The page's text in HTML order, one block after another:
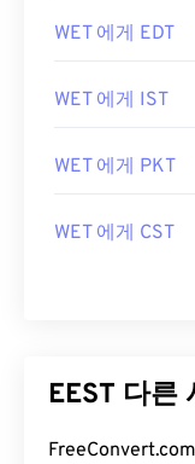
WET 에게 EDT
WET 에게 IST
WET 에게 PKT
WET 에게 CST
EEST 다른